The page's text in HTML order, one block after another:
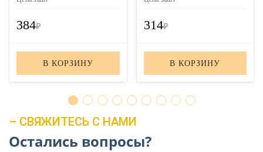
384₽
В КОРЗИНУ
314₽
В КОРЗИНУ
– СВЯЖИТЕСЬ С НАМИ
Остались вопросы?
ЗАКАЗАТЬ ЗВОНОК